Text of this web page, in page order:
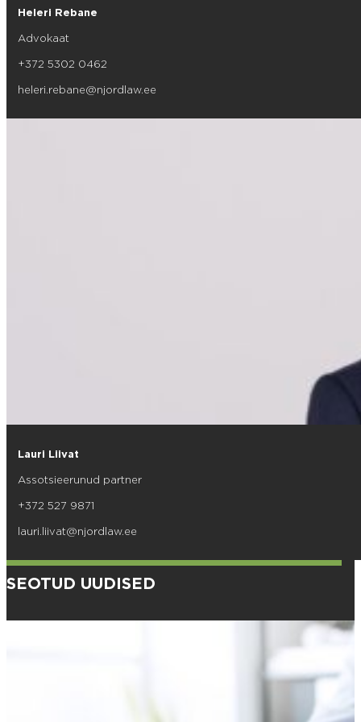
Heleri Rebane
Advokaat
+372 5302 0462
heleri.rebane@njordlaw.ee
Lauri Liivat
Assotsieerunud partner
+372 527 9871
lauri.liivat@njordlaw.ee
SEOTUD UUDISED